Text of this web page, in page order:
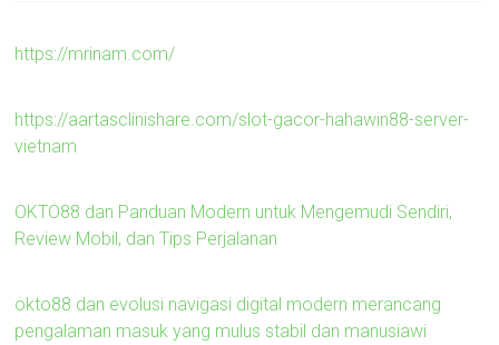
https://mrinam.com/
https://aartasclinishare.com/slot-gacor-hahawin88-server-
vietnam
OKTO88 dan Panduan Modern untuk Mengemudi Sendiri,
Review Mobil, dan Tips Perjalanan
okto88 dan evolusi navigasi digital modern merancang
pengalaman masuk yang mulus stabil dan manusiawi